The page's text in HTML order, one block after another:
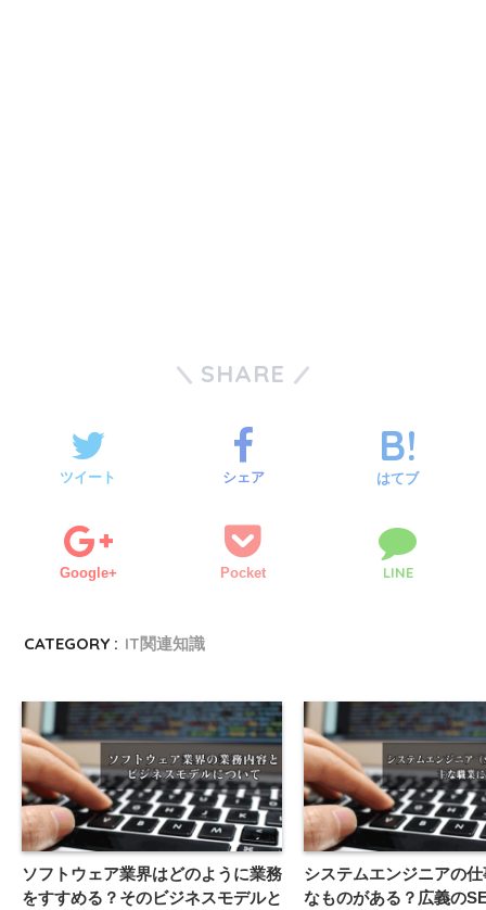
SHARE
ツイート シェア はてブ
Google+ Pocket LINE
CATEGORY : IT関連知識
ソフトウェア業界はどのように業務
をすすめる？そのビジネスモデルと
システムエンジニアの
なものがある？広義の